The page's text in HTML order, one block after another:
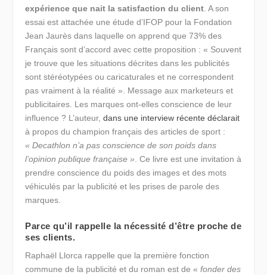
expérience que nait la satisfaction du client . A son
essai est attachée une étude d’IFOP pour la Fondation
Jean Jaurès dans laquelle on apprend que 73% des
Français sont d’accord avec cette proposition : « Souvent
je trouve que les situations décrites dans les publicités
sont stéréotypées ou caricaturales et ne correspondent
pas vraiment à la réalité ». Message aux marketeurs et
publicitaires. Les marques ont-elles conscience de leur
influence ? L’auteur,dans une interview récente déclarait
à propos du champion français des articles de sport :
« Decathlon n’a pas conscience de son poids dans
l’opinion publique française » . Ce livre est une invitation à
prendre conscience du poids des images et des mots
véhiculés par la publicité et les prises de parole des
marques.
Parce qu’il rappelle la nécessité d’être proche de
ses clients.
Raphaël Llorca rappelle que la première fonction
commune de la publicité et du roman est de «fonder des